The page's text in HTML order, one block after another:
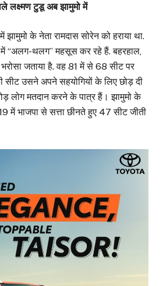
लक्ष्मण टुडू अब झामुमो में
के नेता रामदास सोरेन को हराया था.
‘‘अलग-थलग’’ महसूस कर रहे हैं. बहरहाल,
जताया है. वह 81 में से 68 सीट पर
सीट उसने अपने सहयोगियों के लिए छोड़ दी
लोग मतदान करने के पात्र हैं। झामुमो के
में भाजपा से सत्ता छीनते हुए 47 सीट जीती